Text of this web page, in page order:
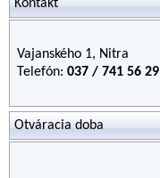
Kontakt
Vajanského 1, Nitra
Telefón: 037 / 741 56 29
Otváracia doba